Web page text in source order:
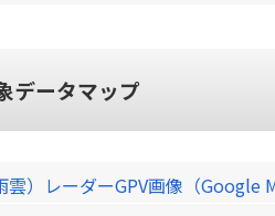
データマップ
雲）レーダーGPV画像（Google